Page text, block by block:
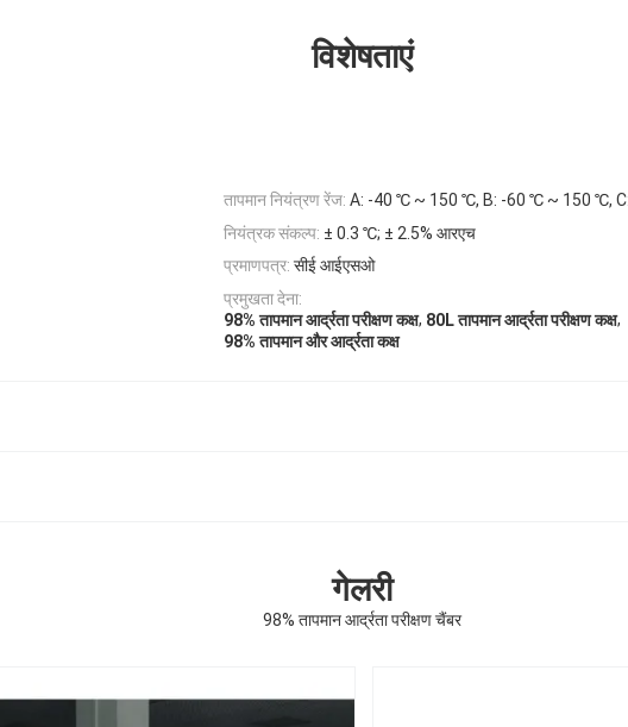
विशेषताएं
तापमान नियंत्रण रेंज: A: -40 ℃ ~ 150 ℃, B: -60 ℃ ~ 150 ℃,
नियंत्रक संकल्प: ± 0.3 ℃; ± 2.5% आरएच
प्रमाणपत्र: सीई आईएसओ
प्रमुखता देना:
98% तापमान आर्द्रता परीक्षण कक्ष, 80L तापमान आर्द्रता परीक्षण कक्ष,
98% तापमान और आर्द्रता कक्ष
गेलरी
98% तापमान आर्द्रता परीक्षण चैंबर